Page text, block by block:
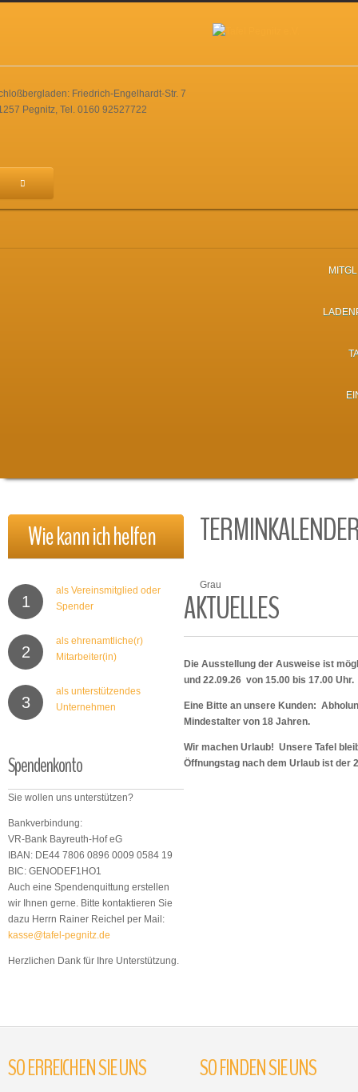
Friedrich-Engelhardt-Str. 7
Pegnitz, Tel. 0160 92527722
Wiekannichhelfen
1
als Vereinsmitglied oder
Spender
2
als ehrenamtliche(r)
Mitarbeiter(in)
3
als unterstützendes
Unternehmen
Spendenkonto
Sie wollen uns unterstützen?
Bankverbindung:
VR-Bank Bayreuth-Hof eG
IBAN: DE44 7806 0896 0009 0584 19
BIC: GENODEF1HO1
Auch eine Spendenquittung erstellen
wir Ihnen gerne. Bitte kontaktieren Sie
dazu Herrn Rainer Reichel per Mail:
kasse@tafel-pegnitz.de
Herzlichen Dank für Ihre Unterstützung.
Grau
AKTUELLES
Die Ausstellung der Ausweise ist
und 22.09.26 von 15.00 bis 17.00 Uhr.
Eine Bitte an unsere Kunden:
Mindestalter von 18 Jahren.
Wir machen Urlaub! Unsere Tafel
Öffnungstag nach dem Urlaub ist der
SOERREICHENSIEUNS SOFINDENSIEUNS